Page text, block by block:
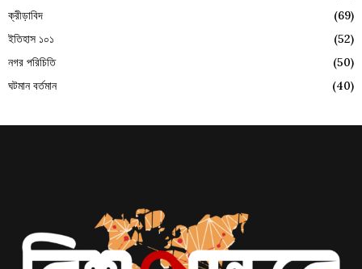
ক্রীড়াবিদ
(69)
ইতিহাস ১০১
(52)
নগর পরিচিতি
(50)
ঘটমান বর্তমান
(40)